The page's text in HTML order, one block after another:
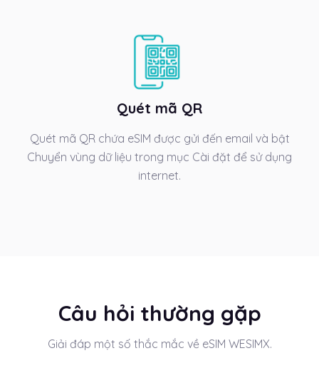
Quét mã QR
Quét mã QR chứa eSIM được gửi đến email và bật
Chuyển vùng dữ liệu trong mục Cài đặt để sử dụng
internet.
Câu hỏi thường gặp
Giải đáp một số thắc mắc về eSIM WESIMX.